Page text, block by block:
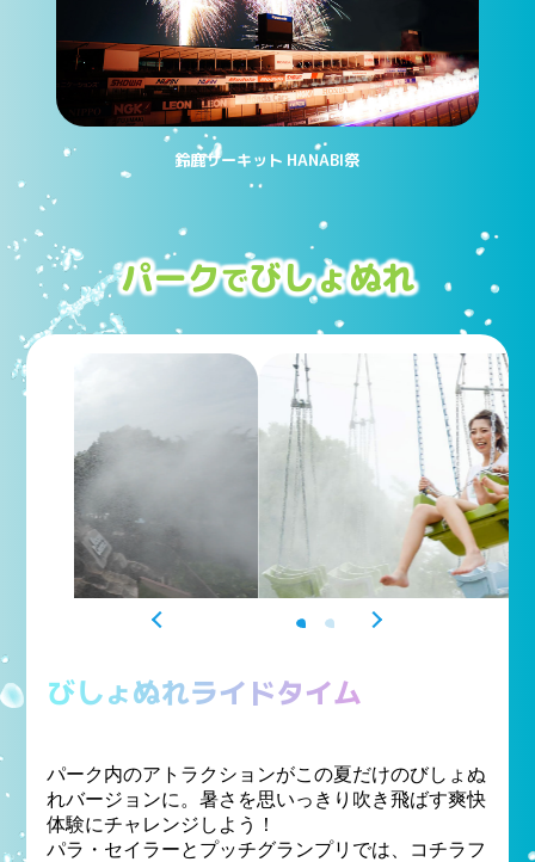
鈴鹿サーキット HANABI祭
パークでびしょぬれ
びしょぬれライドタイム
パーク内のアトラクションがこの夏だけのびしょぬ
れバージョンに。暑さを思いっきり吹き飛ばす爽快
体験にチャレンジしよう！
パラ・セイラーとプッチグランプリでは、コチラフ